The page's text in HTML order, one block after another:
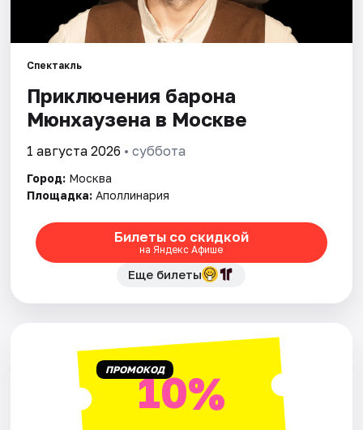
Площадки
Артисты
Спектакль
Приключения барона
Мюнхаузена в Москве
1 августа 2026 • суббота
Город: Москва
Площадка: Аполлинария
Билеты со скидкой
на Яндекс Афише
Еще билеты
ПРОМОКОД10%